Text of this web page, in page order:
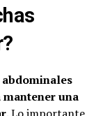
mantener una